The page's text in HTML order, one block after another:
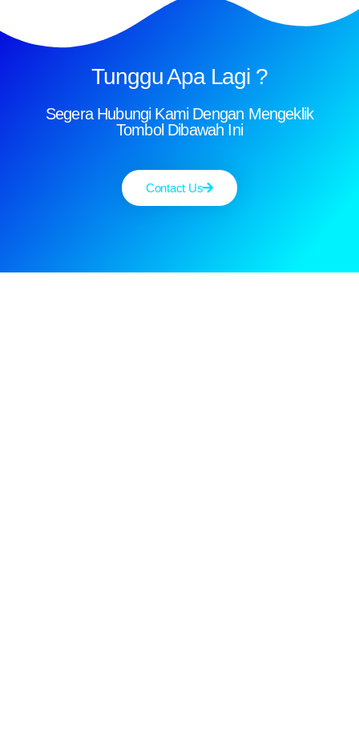
Tunggu Apa Lagi ?
Segera Hubungi Kami Dengan Mengeklik
Tombol Dibawah Ini
Contact Us